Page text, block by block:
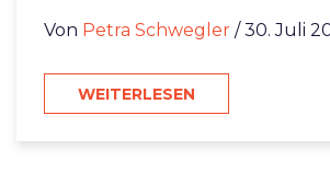
Von Petra Schwegler / 30. Juli
WEITERLESEN